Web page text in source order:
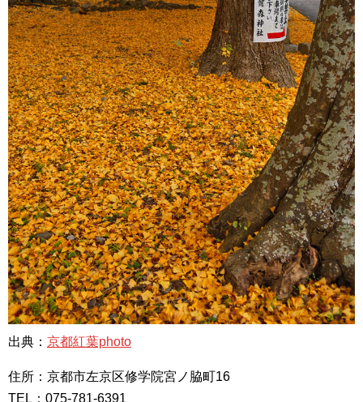
出典： 京都紅葉photo
住所：京都市左京区修学院宮ノ脇町16
TEL：075-781-6391